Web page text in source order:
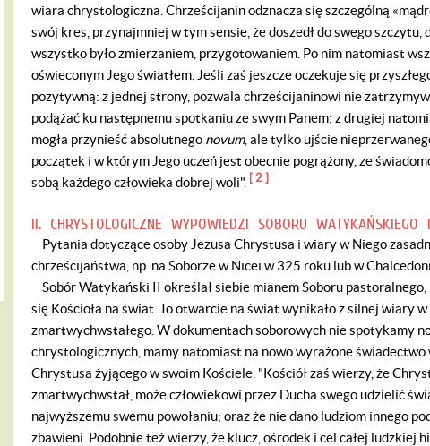
wiara chrystologiczna. Chrześcijanin odznacza się szczególną
swój kres, przynajmniej w tym sensie, że doszedł do swego
wszystko było zmierzaniem, przygotowaniem. Po nim natomiast
oświeconym Jego światłem. Jeśli zaś jeszcze oczekuje się
pozytywną: z jednej strony, pozwala chrześcijaninowi nie
podążać ku następnemu spotkaniu ze swym Panem; z drugiej
mogła przynieść absolutnego novum, ale tylko ujście
początek i w którym Jego uczeń jest obecnie pogrążony, ze
sobą każdego człowieka dobrej woli". [ 2 ]
II. CHRYSTOLOGICZNE WYPOWIEDZI SOBORU WATYKAŃSKIEGO
Pytania dotyczące osoby Jezusa Chrystusa i wiary w Niego
chrześcijaństwa, np. na Soborze w Nicei w 325 roku lub w
Sobór Watykański II określał siebie mianem Soboru
się Kościoła na świat. To otwarcie na świat wynikało z silnej wiary
zmartwychwstałego. W dokumentach soborowych nie spotykamy
chrystologicznych, mamy natomiast na nowo wyrażone świadectwo
Chrystusa żyjącego w swoim Kościele. "Kościół zaś wierzy, że
zmartwychwstał, może człowiekowi przez Ducha swego udzielić
najwyższemu swemu powołaniu; oraz że nie dano ludziom innego
zbawieni. Podobnie też wierzy, że klucz, ośrodek i cel całej ludzkiej